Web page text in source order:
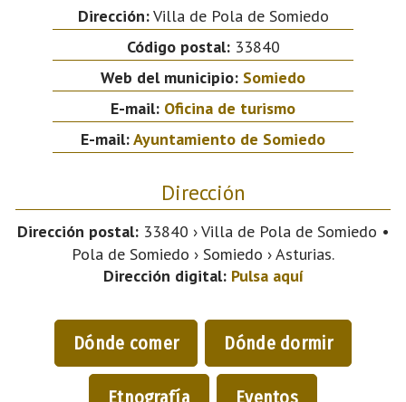
Dirección:Villa de Pola de Somiedo
Código postal:33840
Web del municipio: Somiedo
E-mail: Oficina de turismo
E-mail:Ayuntamiento de Somiedo
Dirección
Dirección postal:33840 › Villa de Pola de Somiedo •
Pola de Somiedo › Somiedo › Asturias.
Dirección digital: Pulsa aquí
Dónde comer Dónde dormir
Etnografía Eventos